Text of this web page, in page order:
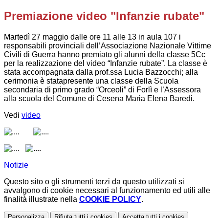
Premiazione video "Infanzie rubate"
Martedì 27 maggio dalle ore 11 alle 13 in aula 107 i
responsabili provinciali dell’Associazione Nazionale Vittime
Civili di Guerra hanno premiato gli alunni della classe 5Cc
per la realizzazione del video “Infanzie rubate”. La classe è
stata accompagnata dalla prof.ssa Lucia Bazzocchi; alla
cerimonia è statapresente una classe della Scuola
secondaria di primo grado “Orceoli” di Forlì e l’Assessora
alla scuola del Comune di Cesena Maria Elena Baredi.
Vedi video
Notizie
Questo sito o gli strumenti terzi da questo utilizzati si
avvalgono di cookie necessari al funzionamento ed utili alle
finalità illustrate nella COOKIE POLICY.